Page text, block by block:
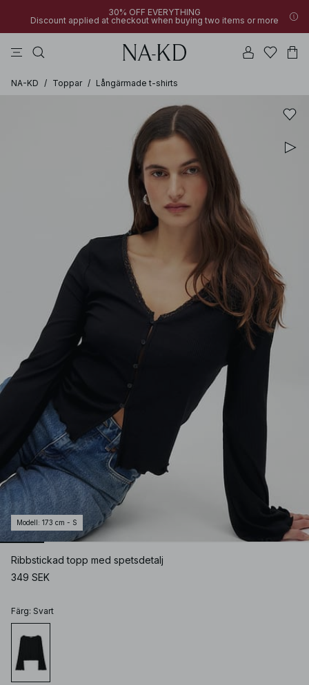
30% OFF EVERYTHING
Discount applied at checkout when buying two items or more
NA-KD / Toppar / Långärmade t-shirts
Modell : 173 cm - S
Ribbstickad topp med spetsdetalj
349 SEK
Färg: Svart